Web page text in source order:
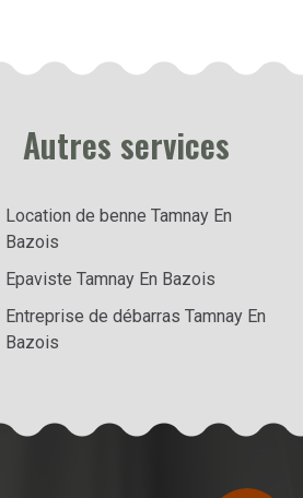
Autres services
Location de benne Tamnay En
Bazois
Epaviste Tamnay En Bazois
Entreprise de débarras Tamnay En
Bazois